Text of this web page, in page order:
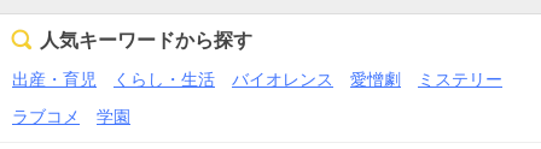
人気キーワードから探す
出産・育児 くらし・生活 バイオレンス 愛憎劇
ミステリー
ラブコメ
学園